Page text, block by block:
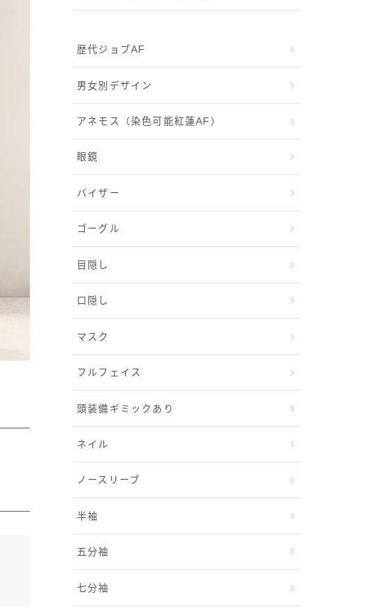
歴代ジョブAF
男女別デザイン
アネモス（染色可能紅蓮AF）
眼鏡
バイザー
ゴーグル
目隠し
口隠し
マスク
フルフェイス
頭装備ギミックあり
ネイル
ノースリーブ
半袖
五分袖
七分袖